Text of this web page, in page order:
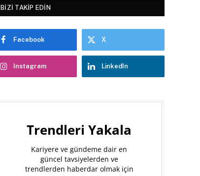
BIZI TAKIP EDIN
Facebook X
Instagram LinkedIn
Trendleri Yakala
Kariyere ve gündeme dair en
güncel tavsiyelerden ve
trendlerden haberdar olmak için